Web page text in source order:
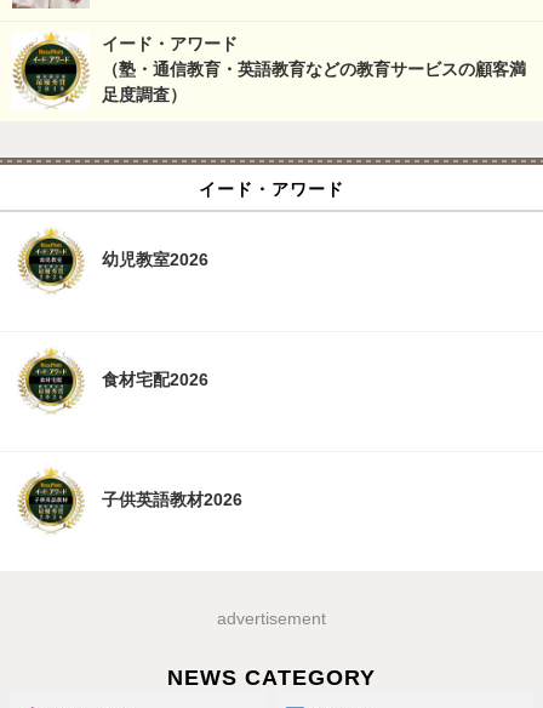
イード・アワード
（塾・通信教育・英語教育などの教育サービスの顧客満
足度調査）
イード・アワード
幼児教室2026
食材宅配2026
子供英語教材2026
advertisement
NEWS CATEGORY